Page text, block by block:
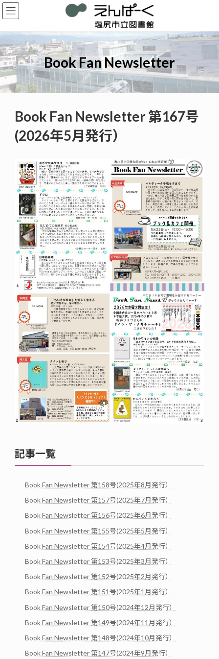
コ
ン
ン
ツ
へ
ス
キ
ッ
プ
ナ
ビ
ー
シ
ョ
ン
に
移
動
Book Fan Newsletter
Book Fan Newsletter 第167号
(2026年5月発行）
記事一覧
Book Fan Newsletter 第158号(2025年8月発行）
Book Fan Newsletter 第157号(2025年7月発行）
Book Fan Newsletter 第156号(2025年6月発行）
Book Fan Newsletter 第155号(2025年5月発行）
Book Fan Newsletter 第154号(2025年4月発行）
Book Fan Newsletter 第153号(2025年3月発行）
Book Fan Newsletter 第152号(2025年2月発行）
Book Fan Newsletter 第151号(2025年1月発行）
Book Fan Newsletter 第150号(2024年12月発行）
Book Fan Newsletter 第149号(2024年11月発行）
Book Fan Newsletter 第148号(2024年10月発行）
Book Fan Newsletter 第147号(2024年9月発行）